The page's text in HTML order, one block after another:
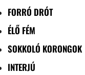
FORRÓ DRÓT
ÉLŐ FÉM
SOKKOLÓ KORONGOK
INTERJÚ